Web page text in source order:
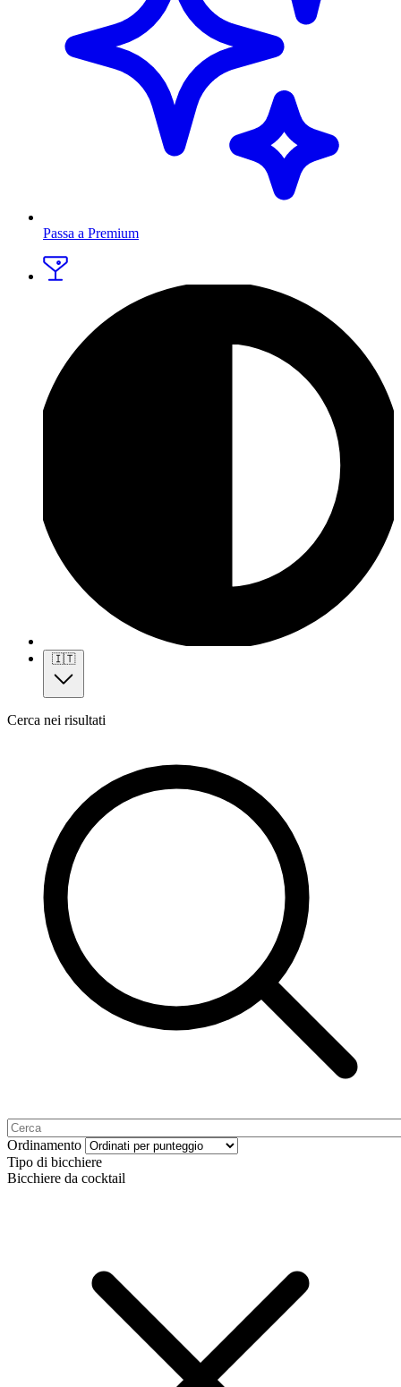
Passa a Premium
🇮🇹
Cerca nei risultati
Ordinamento
Tipo di bicchiere
Bicchiere da cocktail